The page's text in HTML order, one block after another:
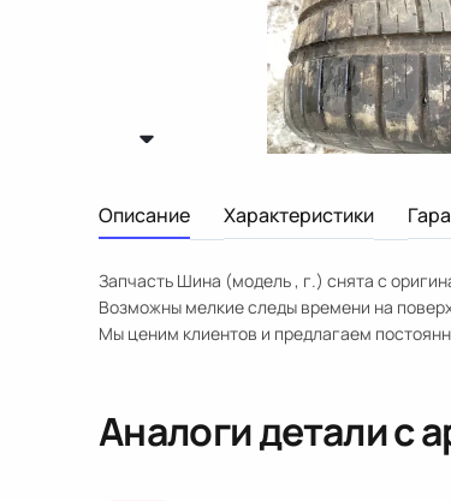
Описание Характеристики
Запчасть Шина (модель , г.) снята с
Возможны мелкие следы времени на
Мы ценим клиентов и предлагаем
Аналоги детали с